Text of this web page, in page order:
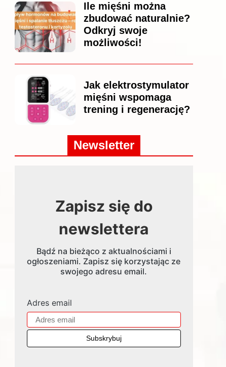
Ile mięśni można
zbudować naturalnie?
Odkryj swoje
możliwości!
Jak elektrostymulator
mięśni wspomaga
trening i regenerację?
Newsletter
Zapisz się do
newslettera
Bądź na bieżąco z aktualnościami i
ogłoszeniami. Zapisz się korzystając ze
swojego adresu email.
Adres email